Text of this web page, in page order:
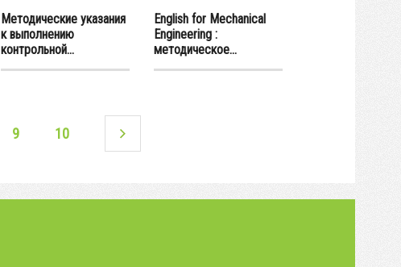
Методические указания
к выполнению
контрольной...
English for Mechanical
Engineering :
методическое...
9 10